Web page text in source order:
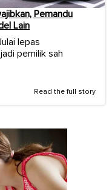
Pemandu
Lain
lepas
pemilik sah
Read the full story